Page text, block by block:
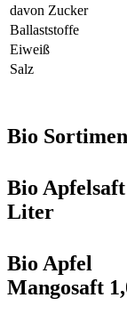
davon Zucker
Ballaststoffe
Eiweiß
Salz
Bio
Bio Apfelsaft
Liter
Bio Apfel
Mangosaft